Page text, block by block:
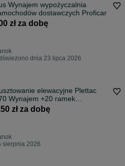
Wynajem wypożyczalnia
samochodów dostawczych Proficar
zł za dobę
dnia 23 lipca 2026
elewacyjne Plettac
Wynajem +20 ramek
zł za dobę
sierpnia 2026